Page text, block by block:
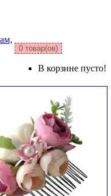
0 товар(ов)
В корзине пусто!